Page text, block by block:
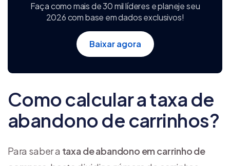
Faça como mais de 30 mil líderes e planeje seu
2026 com base em dados exclusivos!
Baixar agora
Como calcular a taxa de
abandono de carrinhos?
Para saber a taxa de abandono em carrinho de